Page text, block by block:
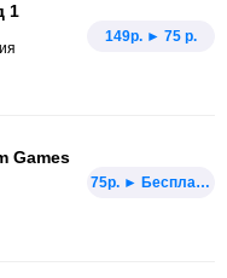
1
149p. ► 75 р.
Games
75p. ► Бесплатно